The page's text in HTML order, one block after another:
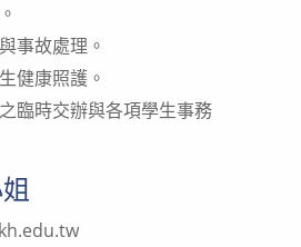
事故處理。
健康照護。
臨時交辦與各項學生事務